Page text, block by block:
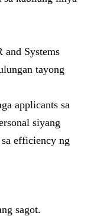
and Systems
tayong
applicants sa
siyang
efficiency ng
sagot.